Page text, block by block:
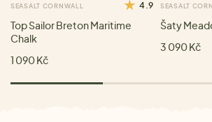
SEASALT CORNWALL 4.9
Top Sailor Breton Maritime
Chalk
1 090 Kč
SEASALT
Šaty
3 090 Kč